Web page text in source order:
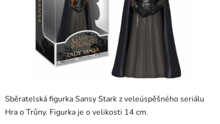
Sběratelská figurka Sansy Stark z veleúspěšného seriálu
Hra o Trůny. Figurka je o velikosti 14 cm.